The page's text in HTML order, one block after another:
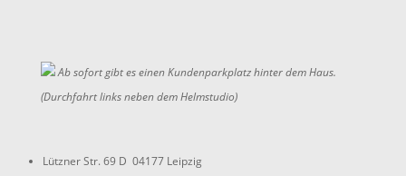
Ab sofort gibt es einen Kundenparkplatz hinter dem Haus.
(Durchfahrt links neben dem Helmstudio)
Lützner Str. 69 D 04177 Leipzig